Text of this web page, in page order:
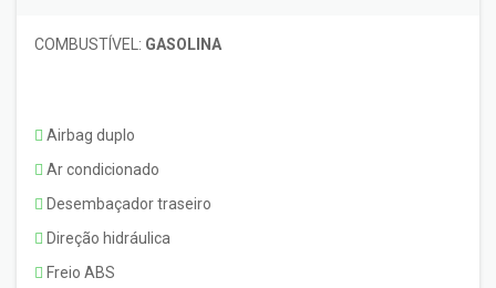
COMBUSTÍVEL: GASOLINA
Airbag duplo
Ar condicionado
Desembaçador traseiro
Direção hidráulica
Freio ABS